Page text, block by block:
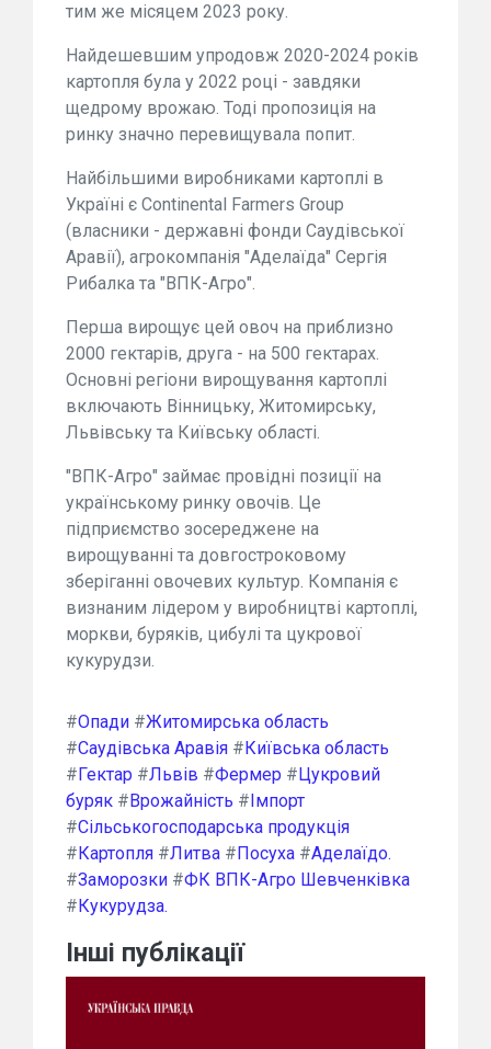
тим же місяцем 2023 року.
Найдешевшим упродовж 2020-2024 років
картопля була у 2022 році - завдяки
щедрому врожаю. Тоді пропозиція на
ринку значно перевищувала попит.
Найбільшими виробниками картоплі в
Україні є Continental Farmers Group
(власники - державні фонди Саудівської
Аравії), агрокомпанія "Аделаїда" Сергія
Рибалка та "ВПК-Агро".
Перша вирощує цей овоч на приблизно
2000 гектарів, друга - на 500 гектарах.
Основні регіони вирощування картоплі
включають Вінницьку, Житомирську,
Львівську та Київську області.
"ВПК-Агро" займає провідні позиції на
українському ринку овочів. Це
підприємство зосереджене на
вирощуванні та довгостроковому
зберіганні овочевих культур. Компанія є
визнаним лідером у виробництві картоплі,
моркви, буряків, цибулі та цукрової
кукурудзи.
#Опади #Житомирська область
#Саудівська Аравія # Київська область
# Гектар #Львів #Фермер # Цукровий
буряк # Врожайність # Імпорт
#Сільськогосподарська продукція
# Картопля #Литва # Посуха #Аделаїдо.
#Заморозки #ФК ВПК-Агро Шевченківка
# Кукурудза.
Інші публікації